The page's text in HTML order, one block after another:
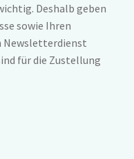
Deshalb geben
sowie Ihren
Newsletterdienst
für die Zustellung